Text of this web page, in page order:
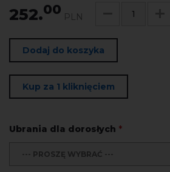
252.00 PLN
Dodaj do koszyka
Kup za 1 kliknięciem
Ubrania dla dorosłych *
--- PROSZĘ WYBRAĆ ---